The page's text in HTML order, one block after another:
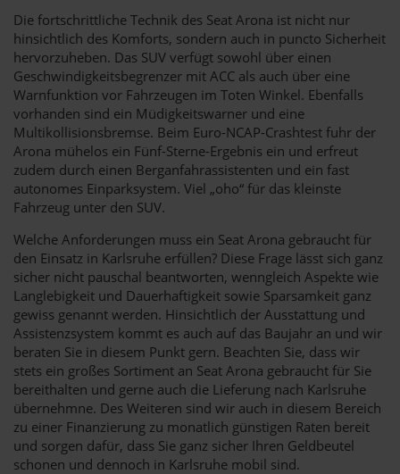
Die fortschrittliche Technik des Seat Arona ist nicht nur
hinsichtlich des Komforts, sondern auch in puncto Sicherheit
hervorzuheben. Das SUV verfügt sowohl über einen
Geschwindigkeitsbegrenzer mit ACC als auch über eine
Warnfunktion vor Fahrzeugen im Toten Winkel. Ebenfalls
vorhanden sind ein Müdigkeitswarner und eine
Multikollisionsbremse. Beim Euro-NCAP-Crashtest fuhr der
Arona mühelos ein Fünf-Sterne-Ergebnis ein und erfreut
zudem durch einen Berganfahrassistenten und ein fast
autonomes Einparksystem. Viel „oho“ für das kleinste
Fahrzeug unter den SUV.
Welche Anforderungen muss ein Seat Arona gebraucht für
den Einsatz in Karlsruhe erfüllen? Diese Frage lässt sich ganz
sicher nicht pauschal beantworten, wenngleich Aspekte wie
Langlebigkeit und Dauerhaftigkeit sowie Sparsamkeit ganz
gewiss genannt werden. Hinsichtlich der Ausstattung und
Assistenzsystem kommt es auch auf das Baujahr an und wir
beraten Sie in diesem Punkt gern. Beachten Sie, dass wir
stets ein großes Sortiment an Seat Arona gebraucht für Sie
bereithalten und gerne auch die Lieferung nach Karlsruhe
übernehmne. Des Weiteren sind wir auch in diesem Bereich
zu einer Finanzierung zu monatlich günstigen Raten bereit
und sorgen dafür, dass Sie ganz sicher Ihren Geldbeutel
schonen und dennoch in Karlsruhe mobil sind.